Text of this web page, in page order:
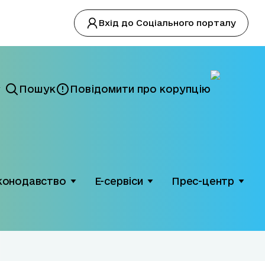
Вхід до Соціального порталу
Пошук Повідомити про корупцію
Е-сервіси Прес-центр